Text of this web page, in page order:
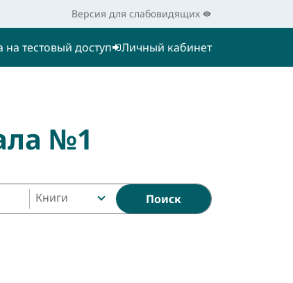
Версия для слабовидящих
на тестовый доступ Личный кабинет
№1
Книги Поиск